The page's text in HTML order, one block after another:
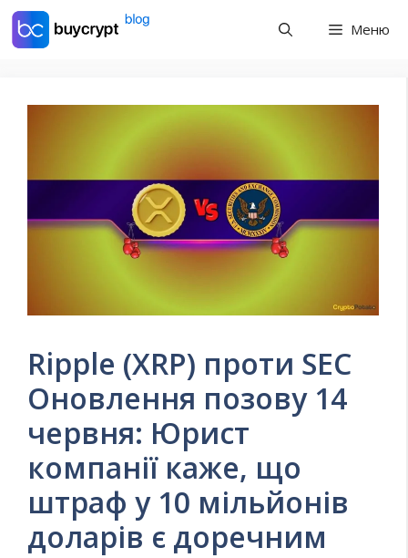
Перейти
до
Меню
Ripple (XRP) проти SEC
Оновлення позову 14
червня: Юрист
компанії каже, що
штраф у 10 мільйонів
доларів є доречним